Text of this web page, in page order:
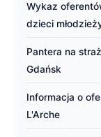
Wykaz
dzieci
Pantera na
Gdańsk
Informacja o
L'Arche